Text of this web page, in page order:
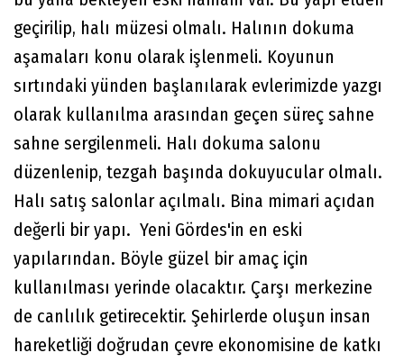
geçirilip, halı müzesi olmalı. Halının dokuma
aşamaları konu olarak işlenmeli. Koyunun
sırtındaki yünden başlanılarak evlerimizde yazgı
olarak kullanılma arasından geçen süreç sahne
sahne sergilenmeli. Halı dokuma salonu
düzenlenip, tezgah başında dokuyucular olmalı.
Halı satış salonlar açılmalı. Bina mimari açıdan
değerli bir yapı. Yeni Gördes'in en eski
yapılarından. Böyle güzel bir amaç için
kullanılması yerinde olacaktır. Çarşı merkezine
de canlılık getirecektir. Şehirlerde oluşun insan
hareketliği doğrudan çevre ekonomisine de katkı